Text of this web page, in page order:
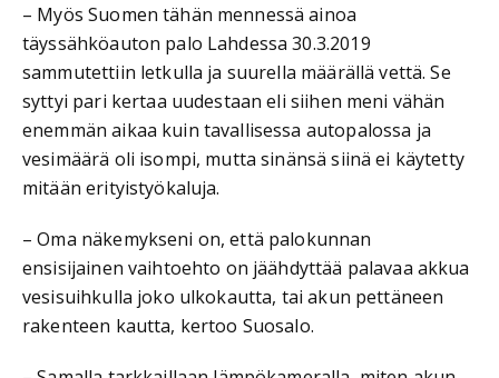
– Myös Suomen tähän mennessä ainoa
täyssähköauton palo Lahdessa 30.3.2019
sammutettiin letkulla ja suurella määrällä vettä. Se
syttyi pari kertaa uudestaan eli siihen meni vähän
enemmän aikaa kuin tavallisessa autopalossa ja
vesimäärä oli isompi, mutta sinänsä siinä ei käytetty
mitään erityistyökaluja.
– Oma näkemykseni on, että palokunnan
ensisijainen vaihtoehto on jäähdyttää palavaa akkua
vesisuihkulla joko ulkokautta, tai akun pettäneen
rakenteen kautta, kertoo Suosalo.